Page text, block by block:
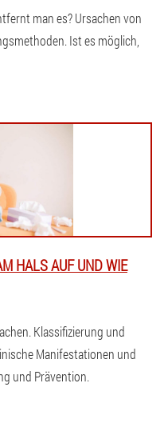
man es? Ursachen von
Ist es möglich,
HALS AUF UND WIE
Klassifizierung und
Manifestationen und
und Prävention.